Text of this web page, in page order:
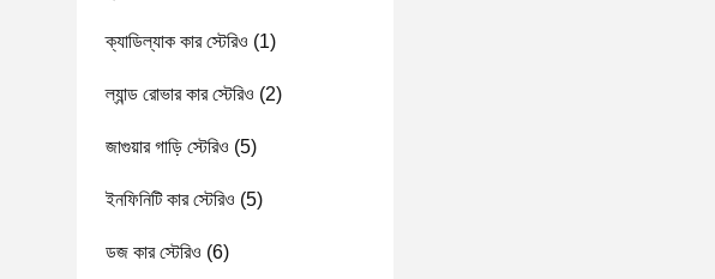
ক্যাডিল্যাক কার স্টেরিও (1)
ল্যান্ড রোভার কার স্টেরিও (2)
জাগুয়ার গাড়ি স্টেরিও (5)
ইনফিনিটি কার স্টেরিও (5)
ডজ কার স্টেরিও (6)